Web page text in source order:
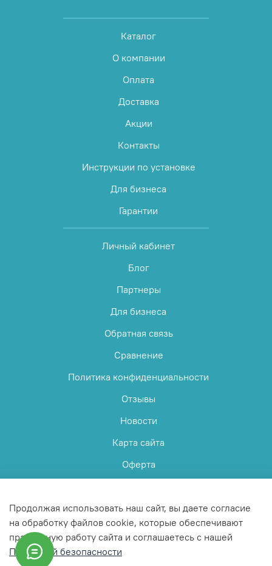
Каталог
О компании
Оплата
Доставка
Акции
Контакты
Инструкции по установке
Для бизнеса
Гарантии
Личный кабинет
Блог
Партнеры
Для бизнеса
Обратная связь
Сравнение
Политика конфиденциальности
Отзывы
Новости
Карта сайта
Оферта
© 2025 Любое использование контента без письменного
Продолжая использовать наш сайт, вы даете согласие
на обработку файлов cookie, которые обеспечивают
правильную работу сайта и соглашаетесь с нашей
Политикой безопасности